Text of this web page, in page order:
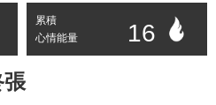
累積
心情能量
16